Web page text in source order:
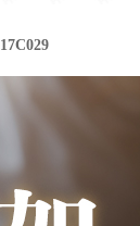
17C029